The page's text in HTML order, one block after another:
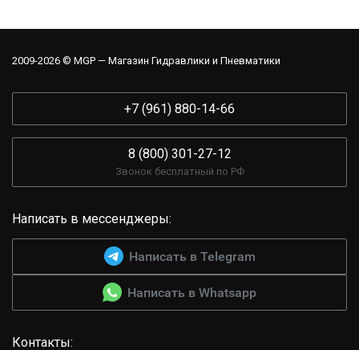
2009-2026 © MGP — Магазин Гидравлики и Пневматики
+7 (961) 880-14-66
8 (800) 301-27-12
Звонок бесплатный по РФ
Написать в мессенджеры:
Написать в Telegram
Написать в Whatsapp
Контакты: